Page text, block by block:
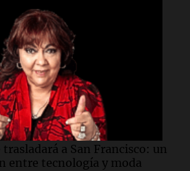
Lo último
$400 en entradas para
2026 hasta mañana
a San Francisco: un
entre tecnología y moda